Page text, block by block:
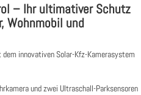
– Ihr ultimativer Schutz
Wohnmobil und
innovativen Solar-Kfz-Kamerasystem
und zwei Ultraschall-Parksensoren